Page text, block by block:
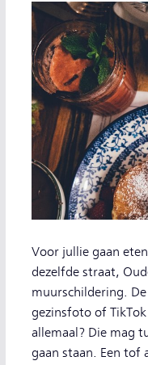
Voor jullie gaan
dezelfde straat,
muurschildering.
gezinsfoto of
allemaal? Die mag
gaan staan. Een tof